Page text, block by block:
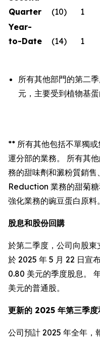
Quarter
(10) 1
Year-
to-Date
(14) 1
所有其他部門的第二
元，主要受到植物基
** 所有其他包括不單獨
運分部的業務。 所有其
務的甜味劑和澱粉質銷
Reduction 業務的甜菊
強化業務的豌豆蛋白原料。
股息和股份回購
於第二季度，公司向股
於 2025 年 5 月 22 日宣
0.80 美元的季度股息。
美元的普通股。
更新的 2025 年第三季度
公司預計 2025 年全年，